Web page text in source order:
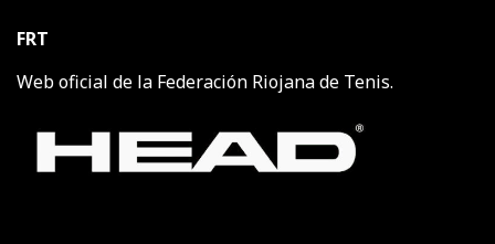
FRT
Web oficial de la Federación Riojana de Tenis.